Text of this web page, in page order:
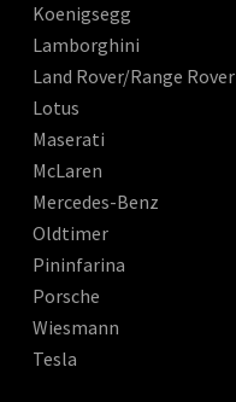
Koenigsegg
Lamborghini
Land Rover/Range Rover
Lotus
Maserati
McLaren
Mercedes-Benz
Oldtimer
Pininfarina
Porsche
Wiesmann
Tesla